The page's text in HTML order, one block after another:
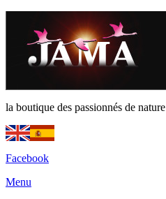
la boutique des passionnés de nature
Facebook
Menu